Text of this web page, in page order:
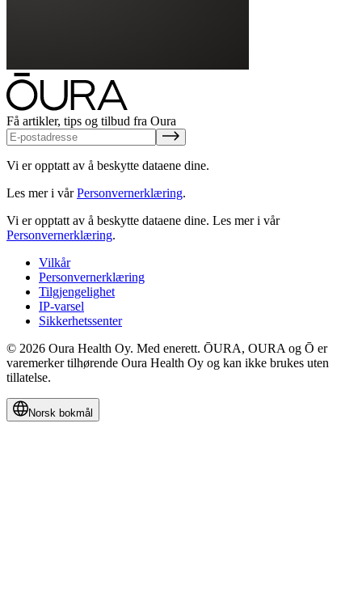
Få artikler, tips og tilbud fra Oura
Vi er opptatt av å beskytte dataene dine.
Les mer i vårPersonvernerklæring.
Vi er opptatt av å beskytte dataene dine. Les mer i vår
Personvernerklæring.
Vilkår
Personvernerklæring
Tilgjengelighet
IP-varsel
Sikkerhetssenter
© 2026 Oura Health Oy. Med enerett. ŌURA, OURA og Ō er
varemerker tilhørende Oura Health Oy og kan ikke brukes uten
tillatelse.
Norsk bokmål